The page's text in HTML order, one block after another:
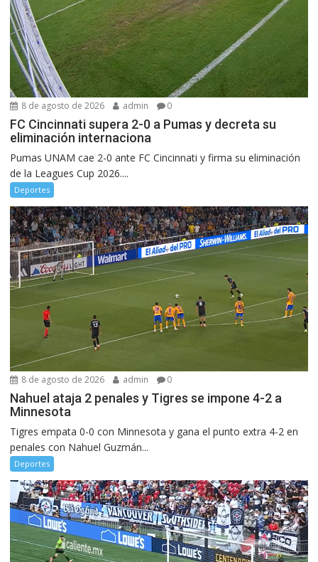
8 de agosto de 2026 admin 0
FC Cincinnati supera 2-0 a Pumas y decreta su
eliminación internaciona
Pumas UNAM cae 2-0 ante FC Cincinnati y firma su eliminación
de la Leagues Cup 2026....
Deportes
8 de agosto de 2026 admin 0
Nahuel ataja 2 penales y Tigres se impone 4-2 a
Minnesota
Tigres empata 0-0 con Minnesota y gana el punto extra 4-2 en
penales con Nahuel Guzmán...
Deportes